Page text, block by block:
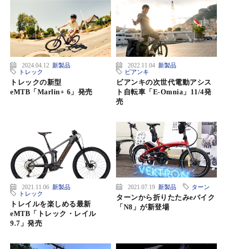
2024.04.12 新製品
トレック
トレックの新型
eMTB「Marlin+ 6」発売
2022.11.04 新製品
ビアンキ
ビアンキの次世代電動アシス
ト自転車「E-Omnia」11/4発
売
2021.11.06 新製品
トレック
トレイルを楽しめる最新
eMTB「トレック・レイル
9.7」発売
2021.07.19 新製品 ターン
ターンから折りたたみeバイク
「N8」が新登場